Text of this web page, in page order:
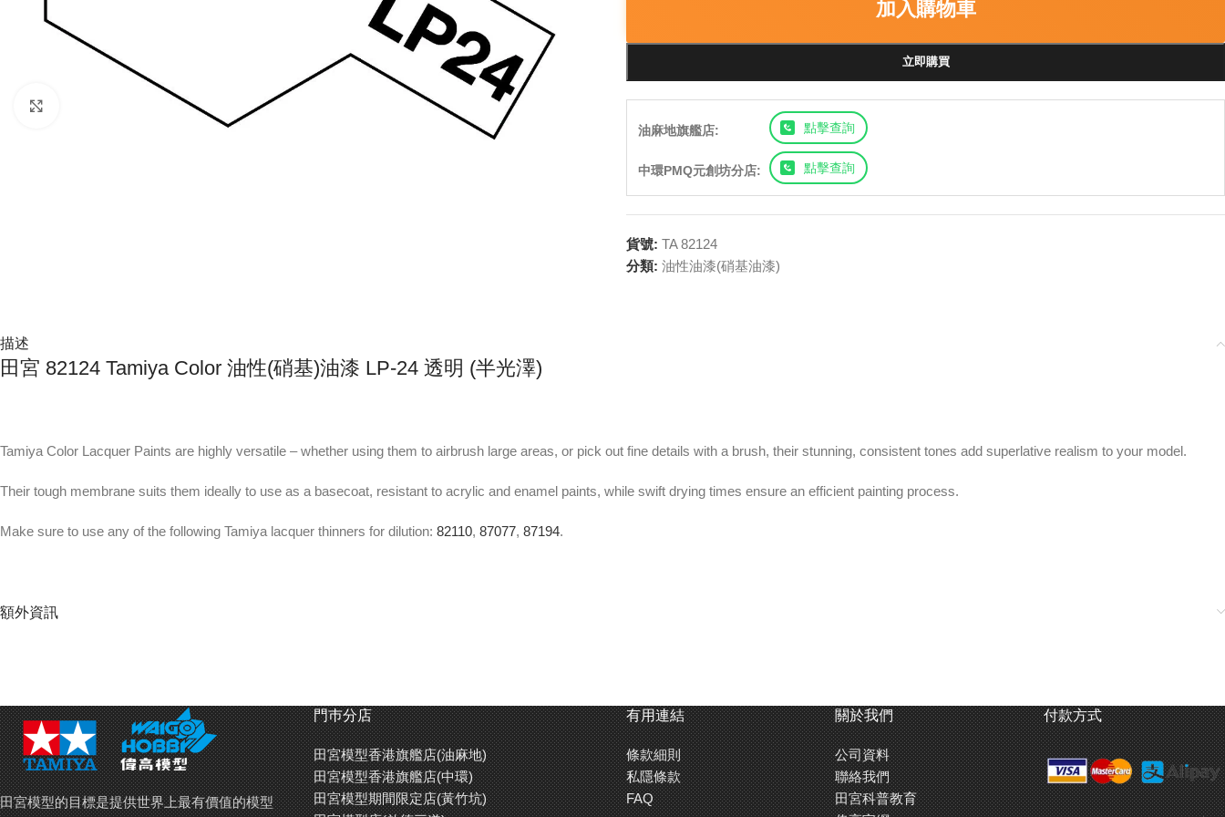
加入購物車
立即購買
油麻地旗艦店: 點擊查詢
中環PMQ元創坊分店: 點擊查詢
貨號: TA 82124
分類: 油性油漆(硝基油漆)
描述
田宮 82124 Tamiya Color 油性(硝基)油漆 LP-24 透明 (半光澤)
Tamiya Color Lacquer Paints are highly versatile – whether using them to airbrush large areas, or pick out fine details with a brush, their stunning, consistent tones add superlative realism to your model.
Their tough membrane suits them ideally to use as a basecoat, resistant to acrylic and enamel paints, while swift drying times ensure an efficient painting process.
Make sure to use any of the following Tamiya lacquer thinners for dilution: 82110, 87077, 87194.
The paint can only be thinned using Tamiya lacquer thinner.
田宮油性(硝基)油漆用途廣泛 – 用噴槍為大面積上色，或是用筆掃繪畫細緻部分，田宮油性油漆的鮮艷發色度都能夠令你的模型增添真實感。
額外資訊
田宮模型的目標是提供世界上最有價值的模型
門巿分店
田宮模型香港旗艦店(油麻地)
田宮模型香港旗艦店(中環)
田宮模型期間限定店(黃竹坑)
有用連結
條款細則
私隱條款
FAQ
關於我們
公司資料
聯絡我們
田宮科普教育
付款方式